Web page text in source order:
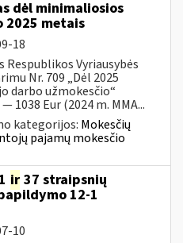
dėl minimaliosios
2025 metais
18
Vyriausybės
Nr. 709 „Dėl 2025
darbo užmokesčio“
1038 Eur (2024 m. MMA...
kategorijos: Mokesčių
pajamų mokesčio
ir 37 straipsnių
12-1
10